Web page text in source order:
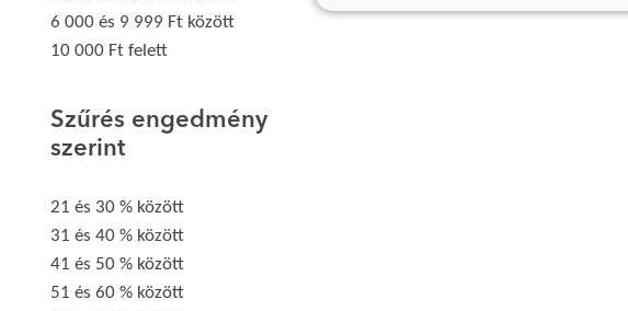
6 000 és 9 999 Ft között
10 000 Ft felett
Szűrés engedmény
szerint
21 és 30 % között
31 és 40 % között
41 és 50 % között
51 és 60 % között